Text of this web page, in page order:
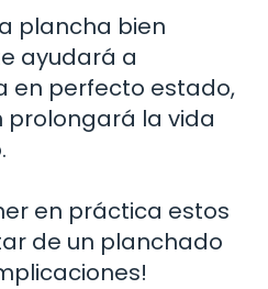
plancha bien
ayudará a
en perfecto estado,
prolongará la vida
en práctica estos
de un planchado